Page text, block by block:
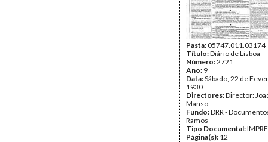
Pasta:05747.011.03174
Título:Diário de Lisboa
Número:2721
Ano: 9
Data:Sábado, 22 de
1930
Directores:Director:
Manso
Fundo:DRR -
Ramos
Tipo Documental:
Página(s): 12